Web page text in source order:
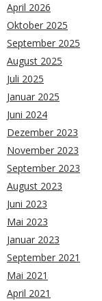
April 2026
Oktober 2025
September 2025
August 2025
Juli 2025
Januar 2025
Juni 2024
Dezember 2023
November 2023
September 2023
August 2023
Juni 2023
Mai 2023
Januar 2023
September 2021
Mai 2021
April 2021